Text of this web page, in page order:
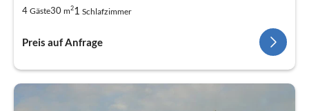
4 Gäste30 m21 Schlafzimmer
Preis auf Anfrage